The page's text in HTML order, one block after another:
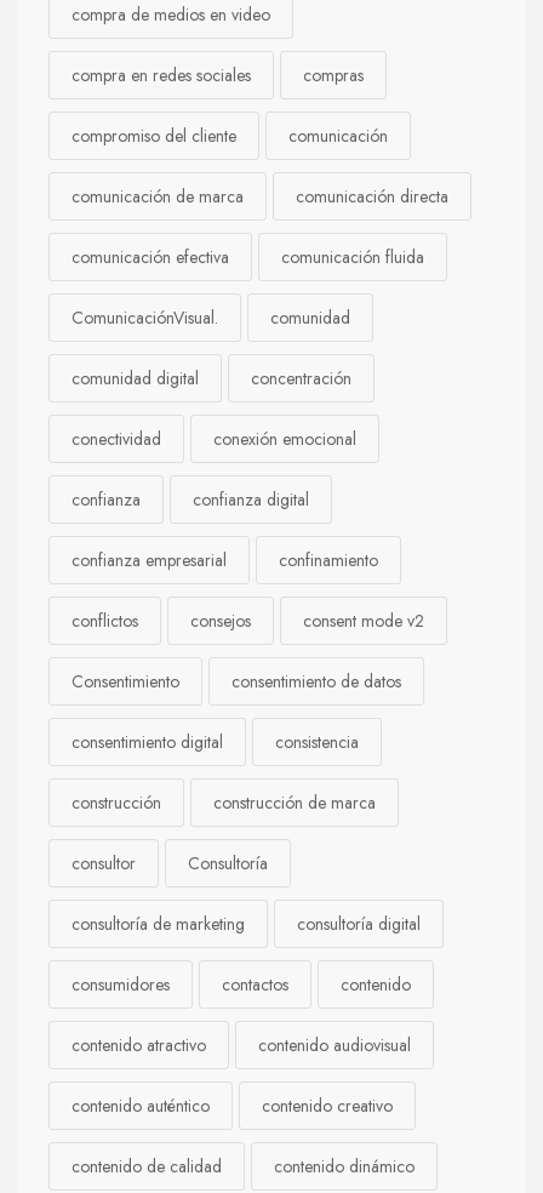
compra de medios en video
compra en redes sociales compras
compromiso del cliente comunicación
comunicación de marca comunicación directa
comunicación efectiva comunicación fluida
ComunicaciónVisual. comunidad
comunidad digital concentración
conectividad conexión emocional
confianza confianza digital
confianza empresarial confinamiento
conflictos consejos consent mode v2
Consentimiento consentimiento de datos
consentimiento digital consistencia
construcción construcción de marca
consultor Consultoría
consultoría de marketing consultoría digital
consumidores contactos contenido
contenido atractivo contenido audiovisual
contenido auténtico contenido creativo
contenido de calidad contenido dinámico